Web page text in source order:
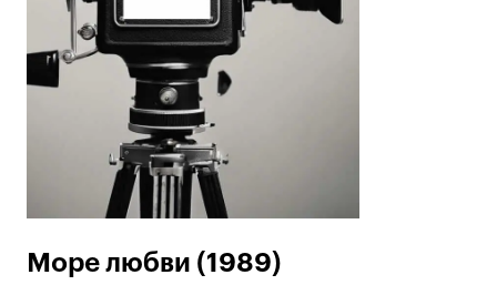
Море любви (1989)